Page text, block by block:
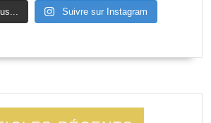
Suivre sur Instagram